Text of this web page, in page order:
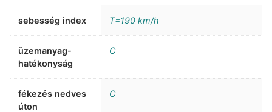
sebesség index T=190 km/h
üzemanyag-
hatékonyság
C
fékezés nedves
úton
C